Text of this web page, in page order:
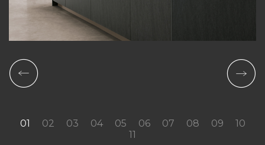
01 02 03 04 05 06 07 08 09
10
11